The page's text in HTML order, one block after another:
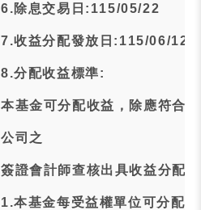
6.除息交易日:115/05/22
7.收益分配發放日:115/06/12
8.分配收益標準:
本基金可分配收益，除應符合
公司之
簽證會計師查核出具收益分配
1.本基金每受益權單位可分配